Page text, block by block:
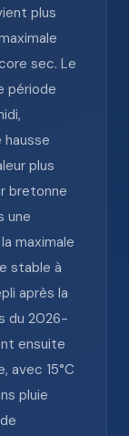
plus
sec. Le
période
plus
bretonne
une
maximale
stable à
après la
du 2026-
ensuite
avec 15°C
pluie